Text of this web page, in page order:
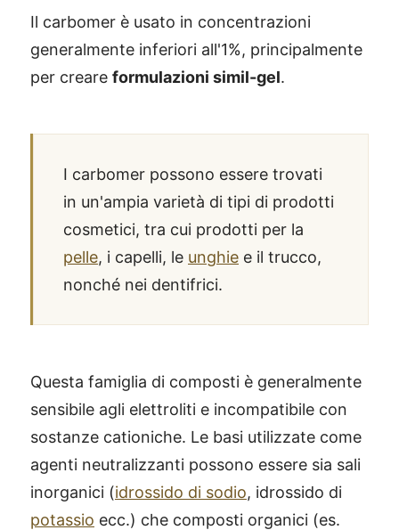
Il carbomer è usato in concentrazioni
generalmente inferiori all'1%, principalmente
per creare formulazioni simil-gel.
I carbomer possono essere trovati
in un'ampia varietà di tipi di prodotti
cosmetici, tra cui prodotti per la
pelle, i capelli, le unghie e il trucco,
nonché nei dentifrici.
Questa famiglia di composti è generalmente
sensibile agli elettroliti e incompatibile con
sostanze cationiche. Le basi utilizzate come
agenti neutralizzanti possono essere sia sali
inorganici (idrossido di sodio, idrossido di
potassio ecc.) che composti organici (es.